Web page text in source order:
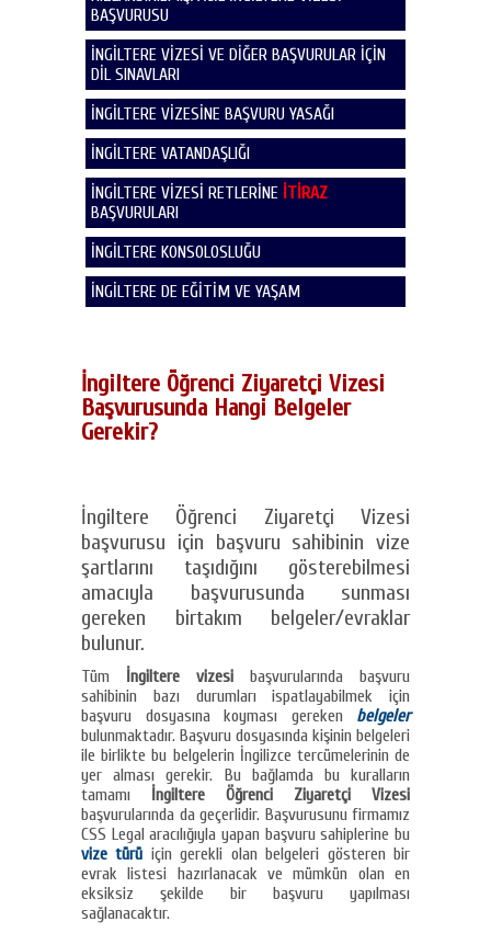
BAŞVURUSU
İNGİLTERE VİZESİ VE DİĞER BAŞVURULAR İÇİN
DİL SINAVLARI
İNGİLTERE VİZESİNE BAŞVURU YASAĞI
İNGİLTERE VATANDAŞLIĞI
İNGİLTERE VİZESİ RETLERİNE İTİRAZ
BAŞVURULARI
İNGİLTERE KONSOLOSLUĞU
İNGİLTERE DE EĞİTİM VE YAŞAM
İngiltere Öğrenci Ziyaretçi Vizesi
Başvurusunda Hangi Belgeler
Gerekir?
İngiltere Öğrenci Ziyaretçi Vizesi
başvurusu için başvuru sahibinin vize
şartlarını taşıdığını gösterebilmesi
amacıyla başvurusunda sunması
gereken birtakım belgeler/evraklar
bulunur.
Tüm İngiltere vizesi başvurularında başvuru
sahibinin bazı durumları ispatlayabilmek için
başvuru dosyasına koyması gereken belgeler
bulunmaktadır. Başvuru dosyasında kişinin belgeleri
ile birlikte bu belgelerin İngilizce tercümelerinin de
yer alması gerekir. Bu bağlamda bu kuralların
tamamı
İngiltere Öğrenci Ziyaretçi Vizesi
başvurularında da geçerlidir. Başvurusunu firmamız
CSS Legal aracılığıyla yapan başvuru sahiplerine bu
vize türü için gerekli olan belgeleri gösteren bir
evrak listesi hazırlanacak ve mümkün olan en
eksiksiz şekilde bir başvuru yapılması
sağlanacaktır.